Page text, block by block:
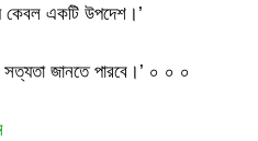
একটি উপদেশ।’
জানতে পারবে।’ ০ ০ ০